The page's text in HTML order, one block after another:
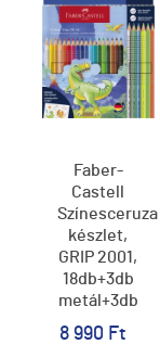
Faber-
Castell
Színesceruza
készlet,
GRIP 2001,
18db+3db
metál+3db
neon,
matricával,
8 990 Ft